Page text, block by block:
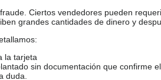
Ciertos vendedores pueden
grandes cantidades de dinero y
la tarjeta
sin documentación que confirme
duda.